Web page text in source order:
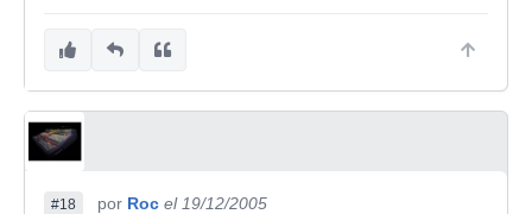
#18 por Roc el 19/12/2005